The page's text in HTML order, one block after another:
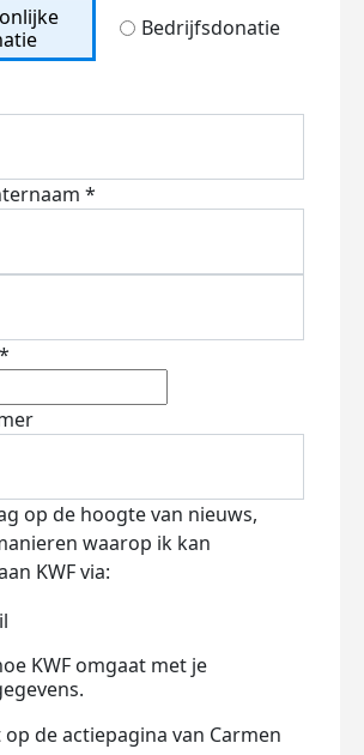
Bedrijfsdonatie
*
op de hoogte van nieuws,
waarop ik kan
KWF via:
KWF omgaat met je
de actiepagina van Carmen